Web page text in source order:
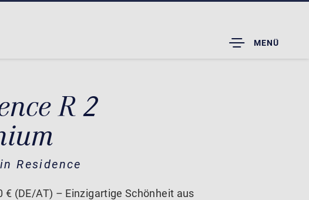
TOGGLE
DROPDOWN
MENÜ
R 2
Residence
€ (DE/AT) – Einzigartige Schönheit aus